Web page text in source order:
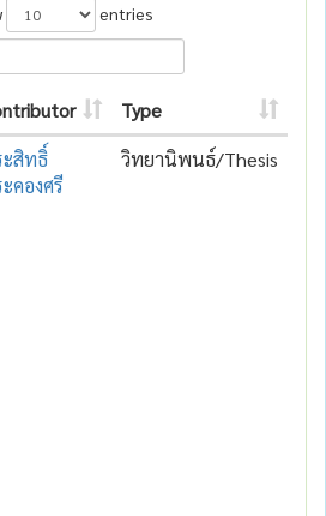
entries
Type
สิทธิ์
คองศรี
วิทยานิพนธ์/Thesis